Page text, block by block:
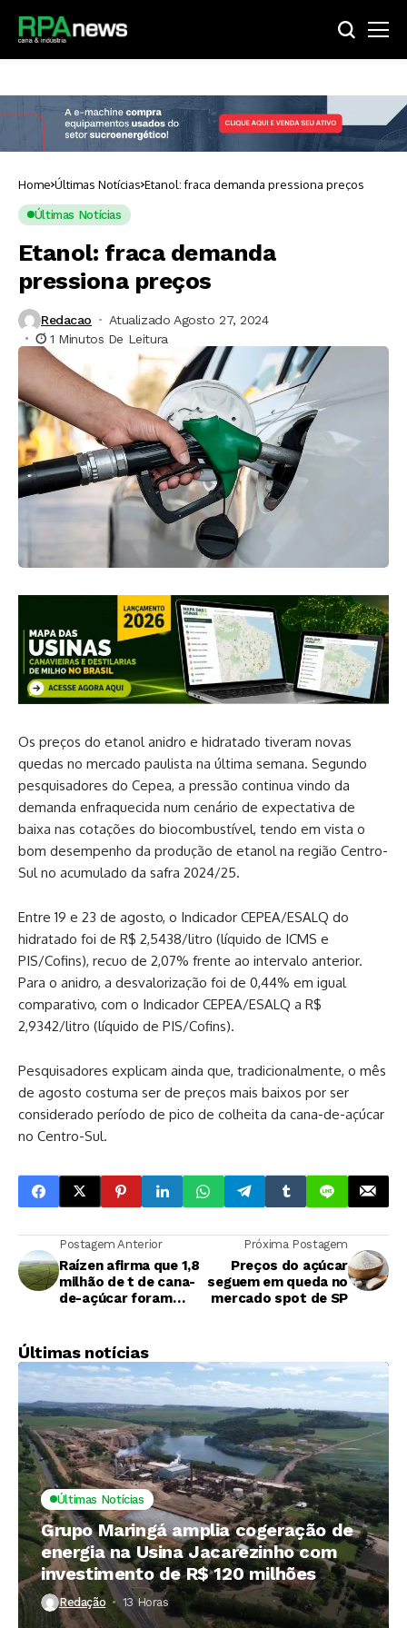
Home Últimas Notícias Etanol: fraca demanda pressiona preços
Últimas Notícias
Etanol: fraca demanda
pressiona preços
Redacao
Atualizado Agosto 27, 2024
1 Minutos De Leitura
Os preços do etanol anidro e hidratado tiveram novas
quedas no mercado paulista na última semana. Segundo
pesquisadores do Cepea, a pressão continua vindo da
demanda enfraquecida num cenário de expectativa de
baixa nas cotações do biocombustível, tendo em vista o
bom desempenho da produção de etanol na região Centro-
Sul no acumulado da safra 2024/25.
Entre 19 e 23 de agosto, o Indicador CEPEA/ESALQ do
hidratado foi de R$ 2,5438/litro (líquido de ICMS e
PIS/Cofins), recuo de 2,07% frente ao intervalo anterior.
Para o anidro, a desvalorização foi de 0,44% em igual
comparativo, com o Indicador CEPEA/ESALQ a R$
2,9342/litro (líquido de PIS/Cofins).
Pesquisadores explicam ainda que, tradicionalmente, o mês
de agosto costuma ser de preços mais baixos por ser
considerado período de pico de colheita da cana-de-açúcar
no Centro-Sul.
Postagem Anterior
Raízen afirma que 1,8
milhão de t de cana-
de-açúcar foram
Próxima Postagem
Preços do açúcar
seguem em queda no
mercado spot de SP
Últimas notícias
Últimas Notícias
Grupo Maringá amplia cogeração de
energia na Usina Jacarezinho com
investimento de R$ 120 milhões
Redação 13 Horas ⁮